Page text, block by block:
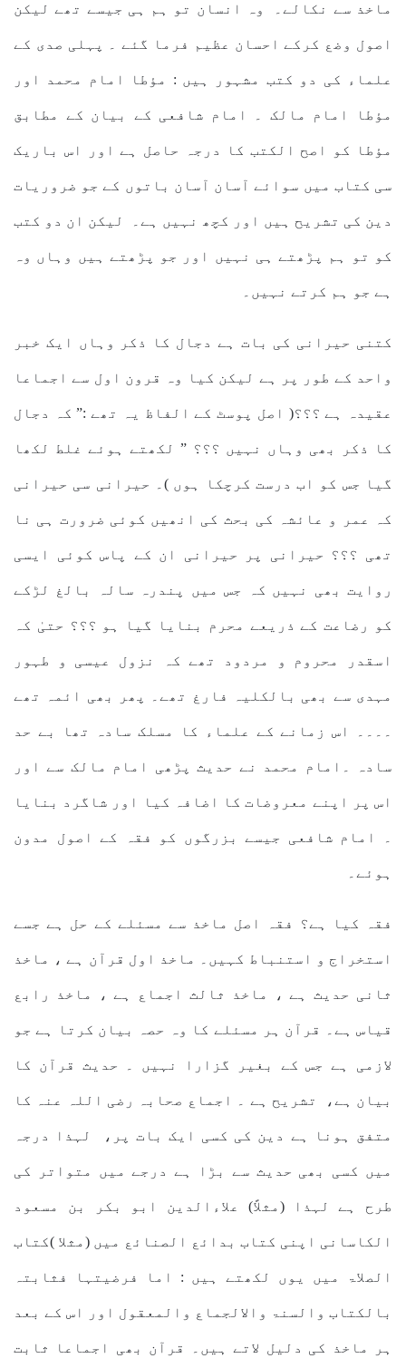
ماخذ سے نکالے۔ وہ انسان تو ہم ہی جیسے تھے لیکن
اصول وضع کرکے احسان عظیم فرما گئے ۔ پہلی صدی کے
علماء کی دو کتب مشہور ہیں : مؤطا امام محمد اور
مؤطا امام مالک ۔ امام شافعی کے بیان کے مطابق
مؤطا کو اصح الکتب کا درجہ حاصل ہے اور اس باریک
سی کتاب میں سوائے آسان آسان باتوں کے جو ضروریات
دین کی تشریح ہیں اور کچھ نہیں ہے۔ لیکن ان دو کتب
کو تو ہم پڑھتے ہی نہیں اور جو پڑھتے ہیں وہاں وہ
ہے جو ہم کرتے نہیں۔
کتنی حیرانی کی بات ہے دجال کا ذکر وہاں ایک خبر
واحد کے طور پر ہے لیکن کیا وہ قرون اول سے اجماعا
عقیدہ ہے ؟؟؟( اصل پوسٹ کے الفاظ یہ تھے :” کہ دجال
کا ذکر بھی وہاں نہیں ؟؟؟ ” لکھتے ہوئے غلط لکھا
گیا جس کو اب درست کرچکا ہوں )۔ حیرانی سی حیرانی
کہ عمر و عائشہ کی بحث کی انھیں کوئی ضرورت ہی نا
تھی ؟؟؟ حیرانی پر حیرانی ان کے پاس کوئی ایسی
روایت بھی نہیں کہ جس میں پندرہ سالہ بالغ لڑکے
کو رضاعت کے ذریعے محرم بنایا گیا ہو ؟؟؟ حتیٰ کہ
اسقدر محروم و مردود تھے کہ نزول عیسی و طہور
مہدی سے بھی بالکلیہ فارغ تھے۔ پھر بھی ائمہ تھے
اس زمانے کے علماء کا مسلک سادہ تھا بے حد
سادہ ۔امام محمد نے حدیث پڑھی امام مالک سے اور
اس پر اپنے معروضات کا اضافہ کیا اور شاگرد بنایا
۔ امام شافعی جیسے بزرگوں کو فقہ کے اصول مدون
ہوئے۔
فقہ کیا ہے؟ فقہ اصل ماخذ سے مسئلے کے حل ہے جسے
استخراج و استنباط کہیں۔ ماخذ اول قرآن ہے ، ماخذ
ثانی حدیث ہے ، ماخذ ثالث اجماع ہے ، ماخذ رابع
قیاس ہے۔ قرآن ہر مسئلے کا وہ حصہ بیان کرتا ہے جو
لازمی ہے جس کے بغیر گزارا نہیں ۔ حدیث قرآن کا
بیان ہے، تشریح ہے ۔ اجماع صحابہ رضی اللہ عنہ کا
متفق ہونا ہے دین کی کسی ایک بات پر، لہذا درجہ
میں کسی بھی حدیث سے بڑا ہے درجے میں متواتر کی
طرح ہے لہذا (مثلاً) علاءالدین ابو بکر بن مسعود
الکاسانی اپنی کتاب بدائع الصنائع میں (مثلا )کتاب
الصلاۃ میں یوں لکھتے ہیں : اما فرضیتہا فثابتہ
بالکتاب والسنۃ والالجماع والمعقول اور اس کے بعد
ہر ماخذ کی دلیل لاتے ہیں۔ قرآن بھی اجماعا ثابت